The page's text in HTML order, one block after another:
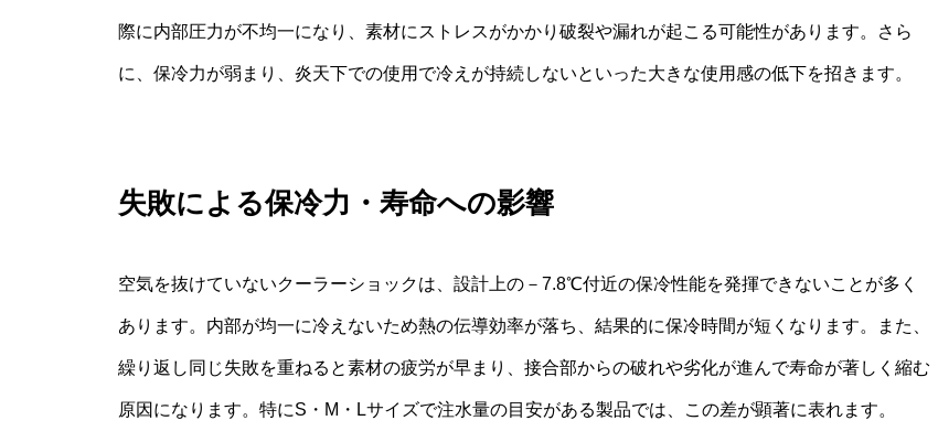
際に内部圧力が不均一になり、素材にストレスがかかり破裂や漏れが起こる可能性があります。さら
に、保冷力が弱まり、炎天下での使用で冷えが持続しないといった大きな使用感の低下を招きます。
失敗による保冷力・寿命への影響
空気を抜けていないクーラーショックは、設計上の－7.8℃付近の保冷性能を発揮できないことが多く
あります。内部が均一に冷えないため熱の伝導効率が落ち、結果的に保冷時間が短くなります。また、
繰り返し同じ失敗を重ねると素材の疲労が早まり、接合部からの破れや劣化が進んで寿命が著しく縮む
原因になります。特にS・M・Lサイズで注水量の目安がある製品では、この差が顕著に表れます。